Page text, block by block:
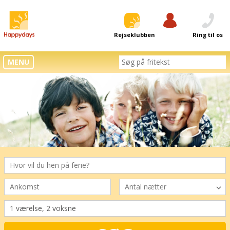
Rejseklubben Ring til os
MENU